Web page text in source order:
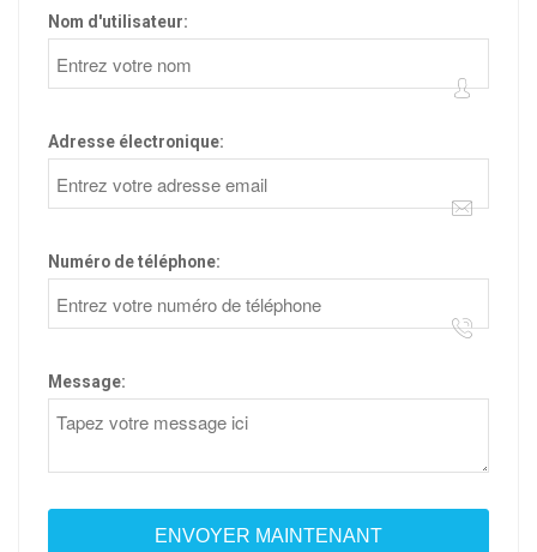
Nom d'utilisateur:
Adresse électronique:
Numéro de téléphone:
Message: